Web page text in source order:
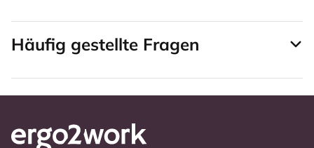
Häufig gestellte Fragen